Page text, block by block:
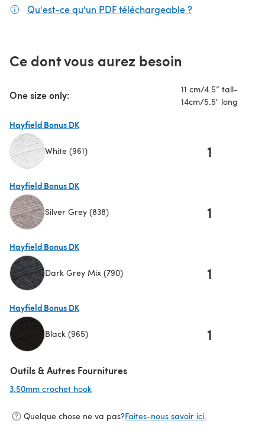
Qu'est-ce qu'un PDF téléchargeable ?
Ce dont vous aurez besoin
One size only:
11 cm/4.5” tall-
14cm/5.5" long
Hayfield Bonus DK
White (961) 1
Hayfield Bonus DK
Silver Grey (838) 1
Hayfield Bonus DK
Dark Grey Mix (790) 1
Hayfield Bonus DK
Black (965) 1
Outils & Autres Fournitures
3,50mm crochet hook
Quelque chose ne va pas?Faites-nous savoir ici.